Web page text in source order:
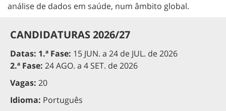
análise de dados em saúde, num âmbito global.
CANDIDATURAS 2026/27
Datas: 1.ª Fase: 15 JUN. a 24 de JUL. de 2026
2.ª Fase: 24 AGO. a 4 SET. de 2026
Vagas: 20
Idioma: Português